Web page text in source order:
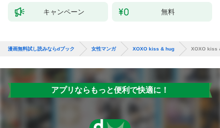
キャンペーン 無料
漫画無料試し読みならdブック 女性マンガ XOXO kiss & hug XOXO kiss
アプリならもっと便利で快適に！